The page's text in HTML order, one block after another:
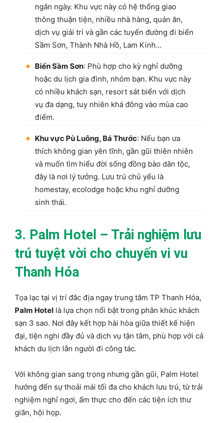
ngắn ngày. Khu vực này có hệ thống giao
thông thuận tiện, nhiều nhà hàng, quán ăn,
dịch vụ giải trí và gần các tuyến đường đi biển
Sầm Sơn, Thành Nhà Hồ, Lam Kinh…
Biển Sầm Sơn: Phù hợp cho kỳ nghỉ dưỡng
hoặc du lịch gia đình, nhóm bạn. Khu vực này
có nhiều khách sạn, resort sát biển với dịch
vụ đa dạng, tuy nhiên khá đông vào mùa cao
điểm.
Khu vực Pù Luông, Bá Thước: Nếu bạn ưa
thích không gian yên tĩnh, gần gũi thiên nhiên
và muốn tìm hiểu đời sống đồng bào dân tộc,
đây là nơi lý tưởng. Lưu trú chủ yếu là
homestay, ecolodge hoặc khu nghỉ dưỡng
sinh thái.
3. Palm Hotel – Trải nghiệm lưu
trú tuyệt vời cho chuyến vi vu
Thanh Hóa
Tọa lạc tại vị trí đắc địa ngay trung tâm TP Thanh Hóa,
Palm Hotel là lựa chọn nổi bật trong phân khúc khách
sạn 3 sao. Nơi đây kết hợp hài hòa giữa thiết kế hiện
đại, tiện nghi đầy đủ và dịch vụ tận tâm, phù hợp với cả
khách du lịch lẫn người đi công tác.
Với không gian sang trọng nhưng gần gũi, Palm Hotel
hướng đến sự thoải mái tối đa cho khách lưu trú, từ trải
nghiệm nghỉ ngơi, ẩm thực cho đến các tiện ích thư
giãn, hội họp.